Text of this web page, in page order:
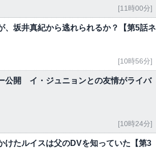
[11時00分]
、坂井真紀から逃れられるか？【第5話ネ
[10時56分]
公開 イ・ジュニョンとの友情がライバ
[10時24分]
けたルイスは父のDVを知っていた【第3